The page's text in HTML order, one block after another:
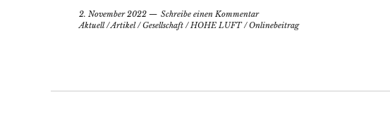
2. November 2022
Schreibe einen Kommentar
Aktuell/Artikel/Gesellschaft /HOHE LUFT/Onlinebeitrag